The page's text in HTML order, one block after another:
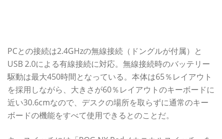
PCとの接続は2.4GHzの無線接続（ドングルが付属）と
USB 2.0による有線接続に対応。無線接続時のバッテリー
駆動は最大450時間となっている。本体は65％レイアウト
を採用しながら、大きさが60％レイアウトのキーボードに
近い30.6cmなので、デスクの場所を取らずに通常のキー
ボードの機能をすべて使用できるとのことだ。